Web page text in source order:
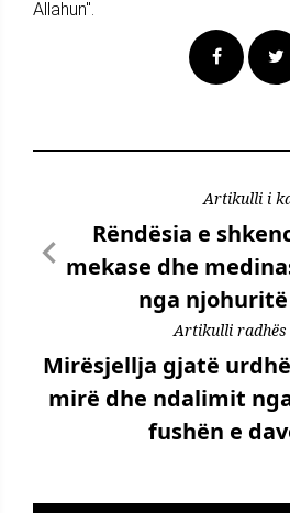
Allahun".
Artikulli i
Rëndësia e
mekase dhe
nga
Artikulli radhës
Mirësjellja gjatë
mirë dhe ndalimit
fushën e